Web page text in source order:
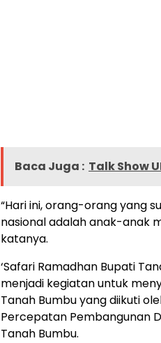
Baca Juga : Talk Show
“Hari ini, orang-orang yang
nasional adalah anak-anak
katanya.
‘Safari Ramadhan Bupati
menjadi kegiatan untuk
Tanah Bumbu yang diikuti
Percepatan Pembangunan
Tanah Bumbu.